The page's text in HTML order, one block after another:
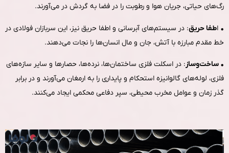
رگ‌های حیاتی، جریان هوا و رطوبت را در فضا به گردش در می‌آورند.
• اطفا حریق: در سیستم‌های آبرسانی و اطفا حریق نیز، این سربازان فولادی در
خط مقدم مبارزه با آتش، جان و مال انسان‌ها را نجات می‌دهند.
• ساخت‌وساز: در اسکلت فلزی ساختمان‌ها، نرده‌ها، حصارها و سایر سازه‌های
فلزی، لوله‌های گالوانیزه استحکام و پایداری را به ارمغان می‌آورند و در برابر
گذر زمان و عوامل مخرب محیطی، سپر دفاعی محکمی ایجاد می‌کنند.